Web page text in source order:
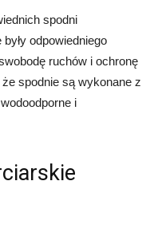
spodni
odpowiedniego
ruchów i ochronę
spodnie są wykonane z
i